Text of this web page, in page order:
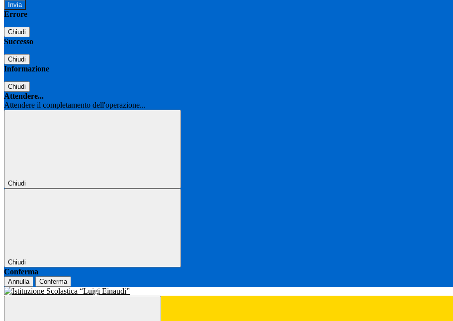
Errore
Chiudi
Successo
Chiudi
Informazione
Chiudi
Attendere...
Attendere il completamento dell'operazione...
Chiudi
Chiudi
Conferma
Annulla Conferma